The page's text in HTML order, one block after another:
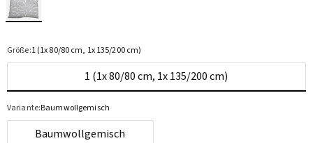
Größe:1 (1x 80/80 cm, 1x 135/200 cm)
1 (1x 80/80 cm, 1x 135/200 cm)
Variante:Baumwollgemisch
Baumwollgemisch